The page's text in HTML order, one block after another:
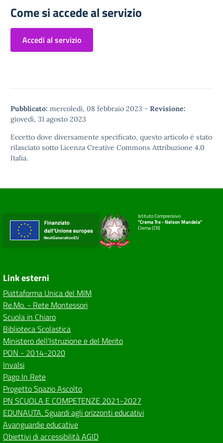
Come si accede al servizio
Accedi al servizio
Pubblicato: mercoledì, 08 febbraio 2023 - Revisione:
giovedì, 31 agosto 2023
Eccetto dove diversamente specificato, questo articolo è stato
rilasciato sotto Licenza Creative Commons Attribuzione 4.0
Italia.
Istituto Comprensivo
"Crema Tre - Nelson Mandela"
Crema (CR)
Link esterni
Piattaforma Unica del MIM
Re.Mo. - Rete Montessori
Scuola in Chiaro
Biblioteca Scolastica
Ministero dell'Istruzione e del Merito
PON - 2014-2020
Invalsi
Pago In Rete
Progetto Spazio Ascolto
PN SCUOLA E COMPETENZE 2021-2027
EDUNAUTA. Sguardi agli orizzonti educativi
Avanguardie educative
Obiettivi di accessibilità AGID